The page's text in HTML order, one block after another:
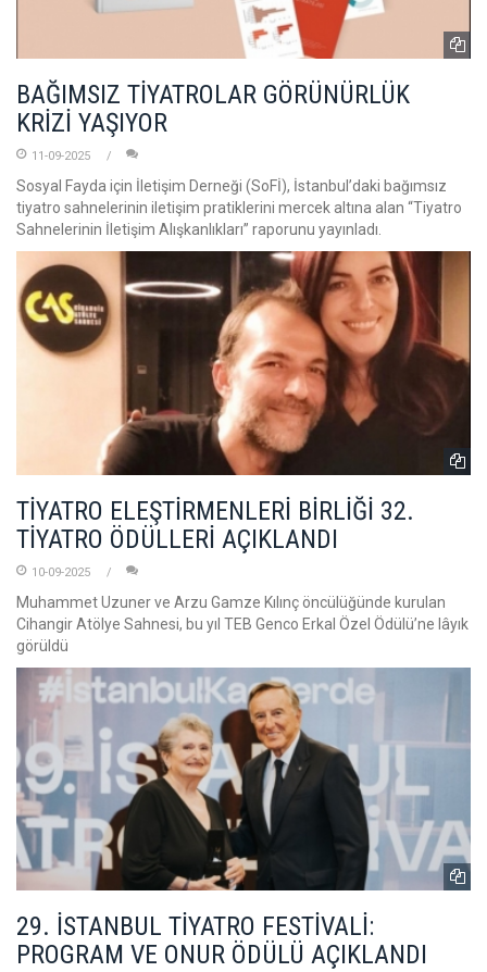
BAĞIMSIZ TİYATROLAR GÖRÜNÜRLÜK
KRİZİ YAŞIYOR
11-09-2025
Sosyal Fayda için İletişim Derneği (SoFİ), İstanbul’daki bağımsız
tiyatro sahnelerinin iletişim pratiklerini mercek altına alan “Tiyatro
Sahnelerinin İletişim Alışkanlıkları” raporunu yayınladı.
TİYATRO ELEŞTİRMENLERİ BİRLİĞİ 32.
TİYATRO ÖDÜLLERİ AÇIKLANDI
10-09-2025
Muhammet Uzuner ve Arzu Gamze Kılınç öncülüğünde kurulan
Cihangir Atölye Sahnesi, bu yıl TEB Genco Erkal Özel Ödülü’ne lâyık
görüldü
29. İSTANBUL TİYATRO FESTİVALİ:
PROGRAM VE ONUR ÖDÜLÜ AÇIKLANDI